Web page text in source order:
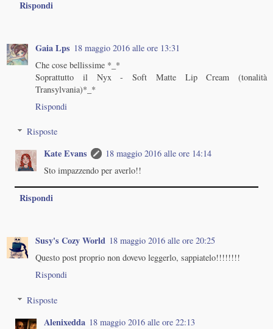
Rispondi
Gaia Lps 18 maggio 2016 alle ore 13:31
Che cose bellissime *_*
Soprattutto il Nyx - Soft Matte Lip Cream (tonalità
Transylvania)*_*
Rispondi
Risposte
Kate Evans
18 maggio 2016 alle ore 14:14
Sto impazzendo per averlo!!
Rispondi
Susy's Cozy World 18 maggio 2016 alle ore 20:25
Questo post proprio non dovevo leggerlo, sappiatelo!!!!!!!!
Rispondi
Risposte
Alenixedda 18 maggio 2016 alle ore 22:13